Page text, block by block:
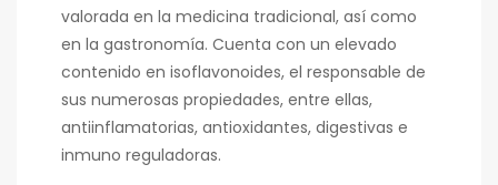
valorada en la medicina tradicional, así como
en la gastronomía. Cuenta con un elevado
contenido en isoflavonoides, el responsable de
sus numerosas propiedades, entre ellas,
antiinflamatorias, antioxidantes, digestivas e
inmuno reguladoras.